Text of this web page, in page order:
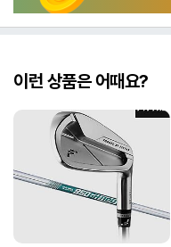
이런 상품은 어때요?